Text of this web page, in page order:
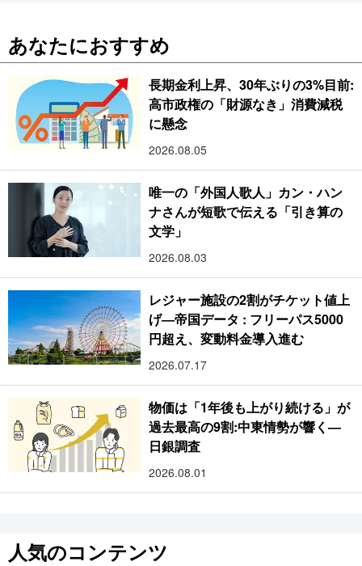
あなたにおすすめ
長期金利上昇、30年ぶりの3%目前:
高市政権の「財源なき」消費減税
に懸念
2026.08.05
唯一の「外国人歌人」カン・ハン
ナさんが短歌で伝える「引き算の
文学」
2026.08.03
レジャー施設の2割がチケット値上
げ―帝国データ : フリーパス5000
円超え、変動料金導入進む
2026.07.17
物価は「1年後も上がり続ける」が
過去最高の9割:中東情勢が響く―
日銀調査
2026.08.01
人気のコンテンツ